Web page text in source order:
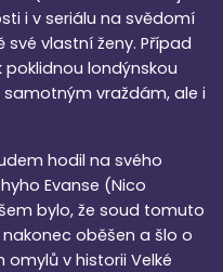
i v seriálu na svědomí
vlastní ženy. Případ
poklidnou londýnskou
samotným vraždám, ale i
hodil na svého
Evanse (Nico
bylo, že soud tomuto
oběšen a šlo o
v historii Velké